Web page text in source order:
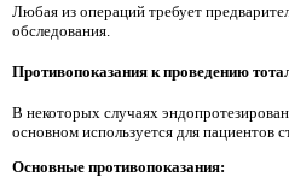
Любая из операций требует
обследования.
Противопоказания к проведению
В некоторых случаях
основном используется для пациентов
Основные противопоказания: